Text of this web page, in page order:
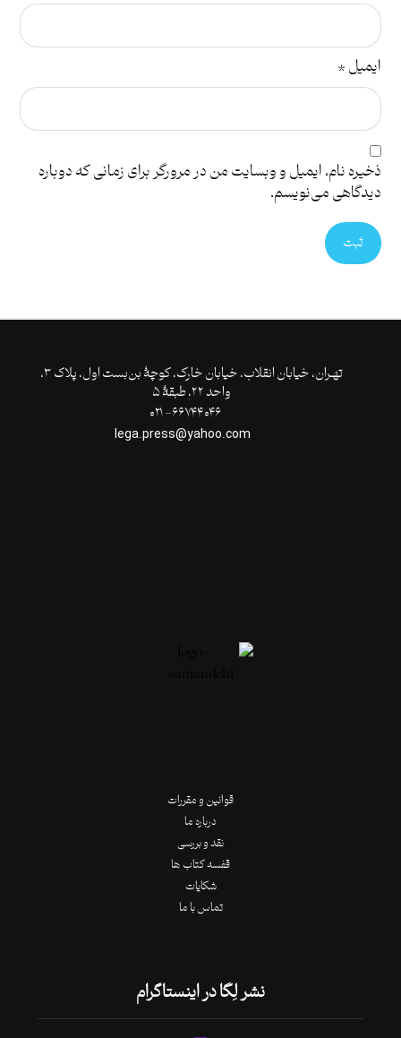
ایمیل*
ذخیره نام، ایمیل و وبسایت من در مرورگر برای زمانی که دوباره
دیدگاهی می‌نویسم.
ثبت
تهـران،‌ خیابان انقلاب، خیابان خارک، کوچۀ بن‌بست اول، پلاک ۳،
واحد ۲۲، طبقۀ ۵
قوانین و مقررات
درباره ما
نقد و بررسی
قفسه کتاب ها
شکایات
تماس با ما
نشر لِگا در اینستاگرام